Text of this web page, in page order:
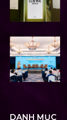
DANH MỤC